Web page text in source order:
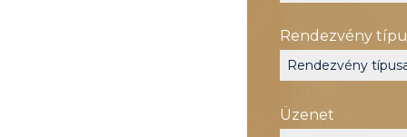
Rendezvény
Üzenet